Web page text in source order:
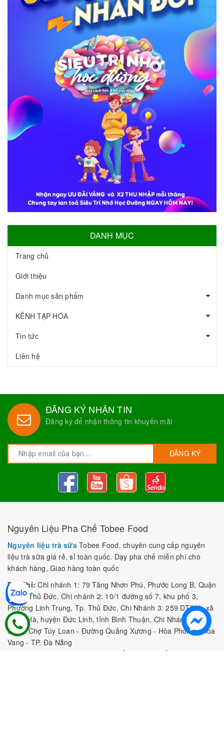
DANH MỤC
Trang chủ
Giới thiệu
Danh mục sản phẩm
KÊNH TẠP HÓA
Tin tức
Liên hệ
ĐĂNG KÝ NHẬN TIN
Đăng ký để nhận thông tin khuyến mãi
ĐĂNG KÝ
Nguyên Liệu Pha Chế Tobee Food
Nguyên liệu trà sữa Tobee Food, chuyên cung cấp nguyên
liệu trà sữa giá rẻ, sỉ toàn quốc. Dạy pha chế miễn phí cho
khách hàng, Giao hàng toàn quốc
Địa Chỉ: Chi nhánh 1: 79 Tăng Nhơn Phú, Phước Long B, Quận
9, TP. Thủ Đức, Chi nhánh 2: 10/1 đường số 7, khu phố 3,
Phường Linh Trung, Tp. Thủ Đức, Chi Nhánh 3: 259 DT766, xã
Đông Hà, huyện Đức Linh, tỉnh Bình Thuận, Chi Nhánh 4: Kiot
số 1 - Chợ Túy Loan - Đường Quảng Xương - Hòa Phong - Hòa
Vang - TP. Đà Nẵng
0316297519 do SKHDT Tp Hồ Chí Minh cấp ngày